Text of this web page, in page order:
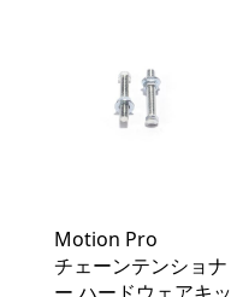
Motion Pro
チェーンテンショナ